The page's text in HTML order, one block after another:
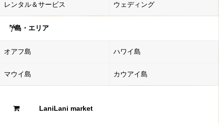
レンタル＆サービス ウェディング
島・エリア
オアフ島 ハワイ島
マウイ島 カウアイ島
LaniLani market